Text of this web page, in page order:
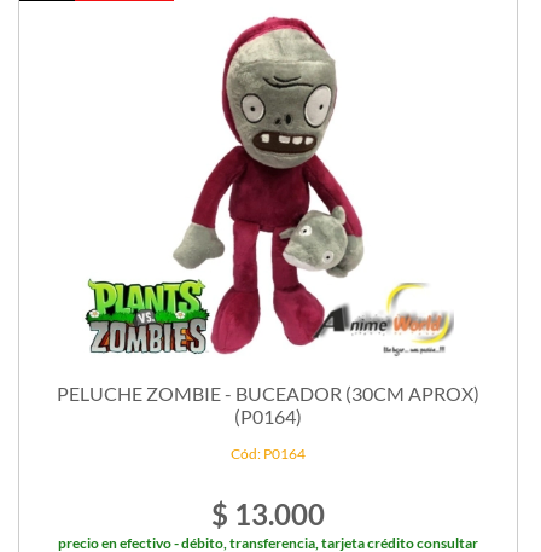
PELUCHE ZOMBIE - BUCEADOR (30CM APROX)
(P0164)
Cód: P0164
$ 13.000
precio en efectivo - débito, transferencia, tarjeta crédito consultar